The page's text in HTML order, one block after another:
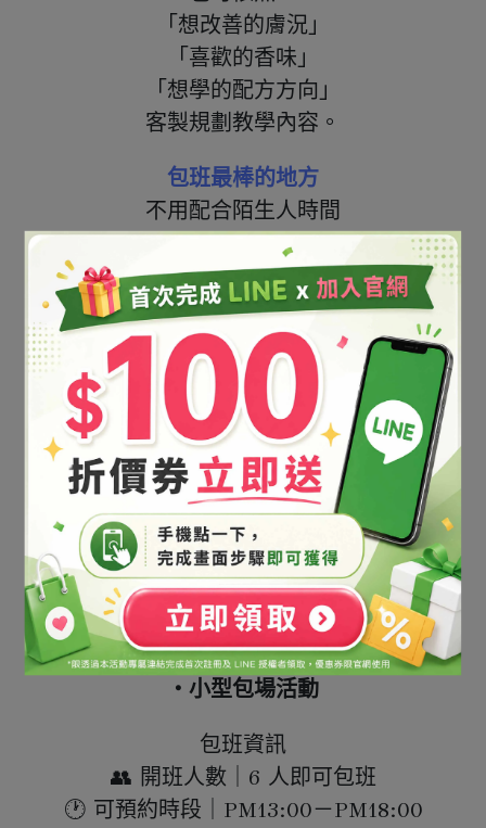
「想改善的膚況」
「喜歡的香味」
「想學的配方方向」
客製規劃教學內容。
包班最棒的地方
不用配合陌生人時間
自己揪朋友、同事、親子、姐妹一起來。
想學什麼更自由
不是固定課程表，
而是真正依照你們有興趣的內容安排。
從新手到進階都適合
沒有經驗也沒問題，
從原料認識到實際製作都能體驗。
超適合
・姐妹聚會
・親子活動
・公司團體
・品牌體驗
・手作興趣課
・小型包場活動
包班資訊
👥 開班人數｜6 人即可包班
🕐 可預約時段｜PM13:00－PM18:00